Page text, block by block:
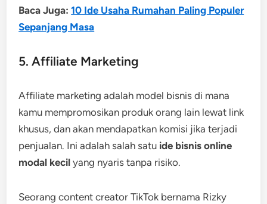
Baca Juga:10 Ide Usaha Rumahan Paling Populer
Sepanjang Masa
5. Affiliate Marketing
Affiliate marketing adalah model bisnis di mana
kamu mempromosikan produk orang lain lewat link
khusus, dan akan mendapatkan komisi jika terjadi
penjualan. Ini adalah salah satu ide bisnis online
modal kecil yang nyaris tanpa risiko.
Seorang content creator TikTok bernama Rizky